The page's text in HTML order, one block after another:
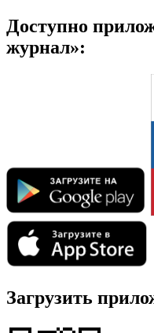
Доступно
журнал»:
Загрузить